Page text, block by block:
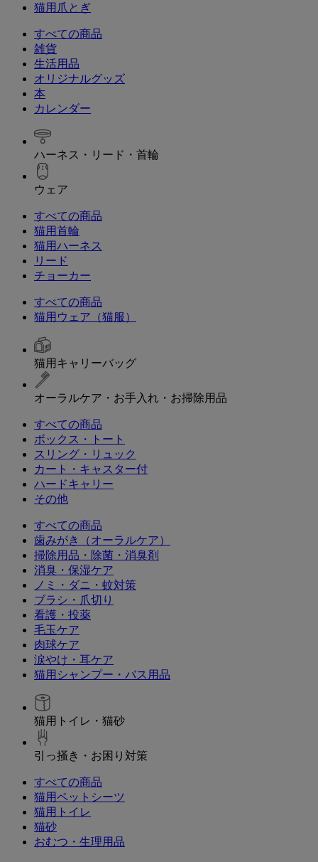
猫用爪とぎ
すべての商品
雑貨
生活用品
オリジナルグッズ
本
カレンダー
ハーネス・リード・首輪
ウェア
すべての商品
猫用首輪
猫用ハーネス
リード
チョーカー
すべての商品
猫用ウェア（猫服）
猫用キャリーバッグ
オーラルケア・お手入れ・お掃除用品
すべての商品
ボックス・トート
スリング・リュック
カート・キャスター付
ハードキャリー
その他
すべての商品
歯みがき（オーラルケア）
掃除用品・除菌・消臭剤
消臭・保湿ケア
ノミ・ダニ・蚊対策
ブラシ・爪切り
看護・投薬
毛玉ケア
肉球ケア
涙やけ・耳ケア
猫用シャンプー・バス用品
猫用トイレ・猫砂
引っ掻き・お困り対策
すべての商品
猫用ペットシーツ
猫用トイレ
猫砂
おむつ・生理用品